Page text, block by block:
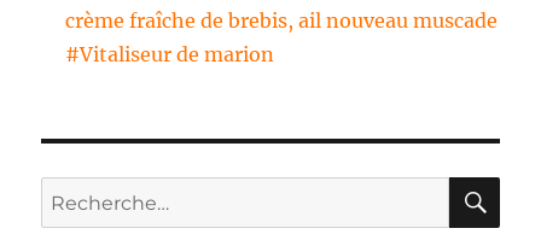
crème fraîche de brebis, ail nouveau muscade
#Vitaliseur de marion
Recherche
pour :